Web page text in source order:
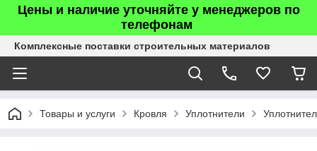
Цены и наличие уточняйте у менеджеров по
телефонам
Комплексные поставки строительных материалов
Товары и услуги Кровля Уплотнители